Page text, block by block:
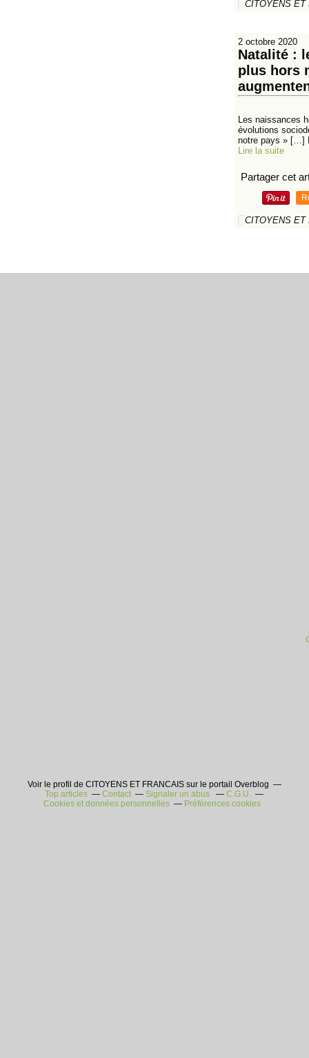
CITOYENS ET
2 octobre 2020
Natalité :
plus hors
Les naissances
évolutions
notre pays » […]
Lire la suite
Partager cet
CITOYENS ET
Voir le profil de CITOYENS ET FRANCAIS sur le portail Overblog
Top articles
Contact Signaler un abus
C.G.U.
Cookies et données personnelles
Préférences cookies